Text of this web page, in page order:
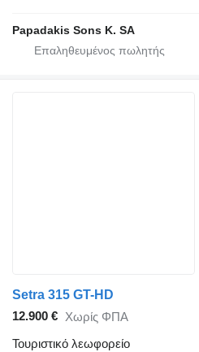
Papadakis Sons K. SA
Setra 315 GT-HD
12.900 € Χωρίς ΦΠΑ
Τουριστικό λεωφορείο